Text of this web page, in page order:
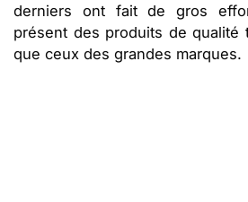
derniers ont fait de gros
présent des produits de qualité
que ceux des grandes marques.